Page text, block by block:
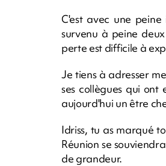
C'est avec une
survenu à peine
perte est difficile à
Je tiens à adresser
ses collègues qui ont
aujourd'hui un être
Idriss, tu as marqué
Réunion se
de grandeur.